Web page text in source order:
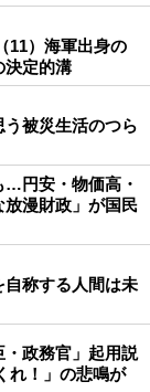
11）海軍出身の
決定的溝
被災生活のつら
…円安・物価高・
漫財政」が国民
称する人間は未
政務官」起用説
れ！」の悲鳴が